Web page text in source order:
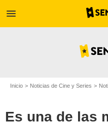
menu
Inicio Noticias de Cine y Series
Es una de las